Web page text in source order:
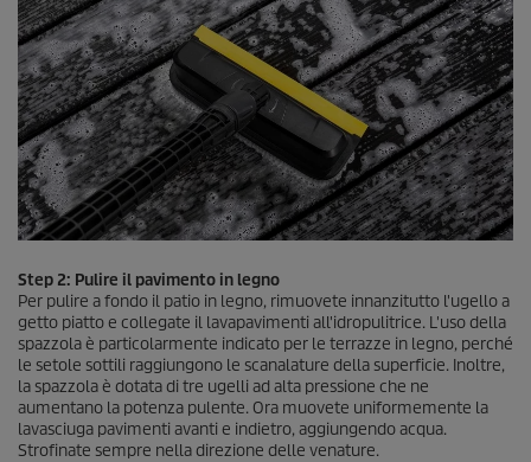
Step 2: Pulire il pavimento in legno
Per pulire a fondo il patio in legno, rimuovete innanzitutto l'ugello a
getto piatto e collegate il lavapavimenti all'idropulitrice. L'uso della
spazzola è particolarmente indicato per le terrazze in legno, perché
le setole sottili raggiungono le scanalature della superficie. Inoltre,
la spazzola è dotata di tre ugelli ad alta pressione che ne
aumentano la potenza pulente. Ora muovete uniformemente la
lavasciuga pavimenti avanti e indietro, aggiungendo acqua.
Strofinate sempre nella direzione delle venature.